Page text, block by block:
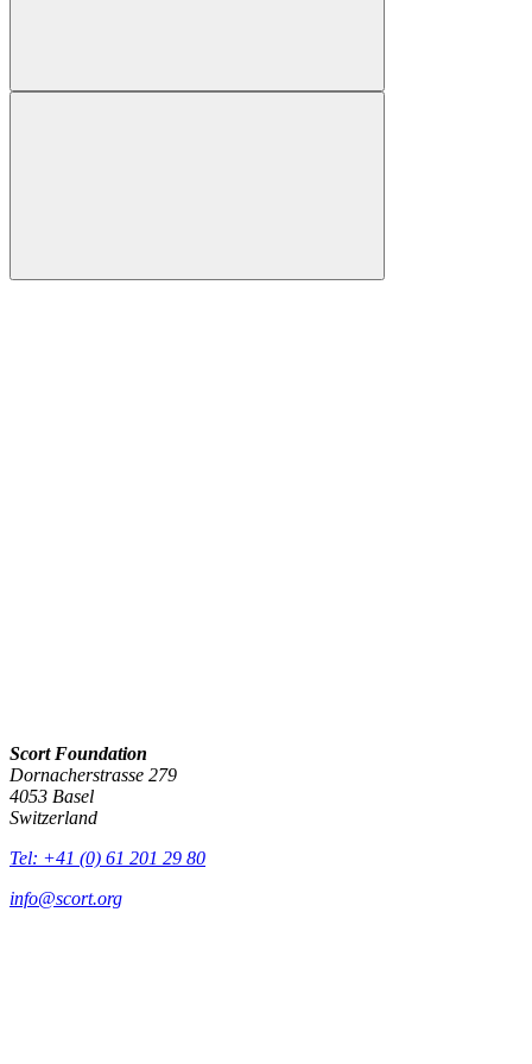
Scort Foundation
Dornacherstrasse 279
4053 Basel
Switzerland
Tel: +41 (0) 61 201 29 80
info@scort.org